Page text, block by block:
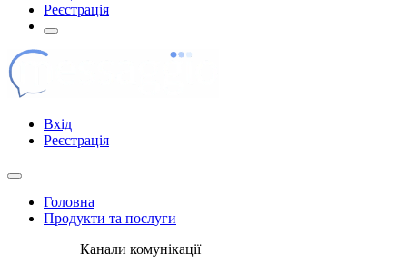
Реєстрація
Вхід
Реєстрація
Головна
Продукти та послуги
Канали комунікації